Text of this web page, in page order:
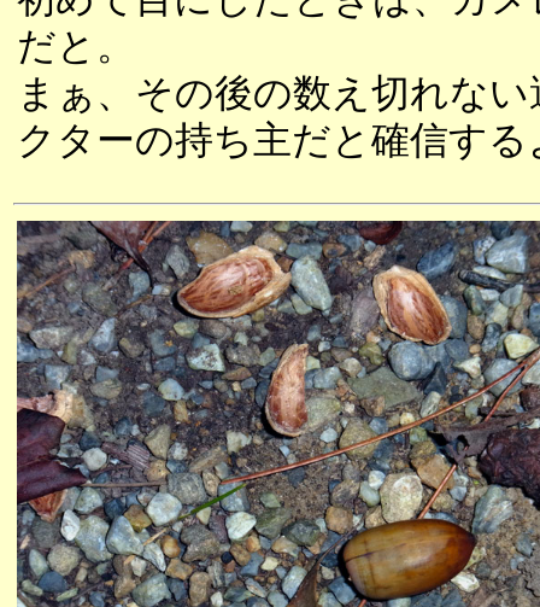
だと。
まぁ、その後の数え切れな
クターの持ち主だと確信す